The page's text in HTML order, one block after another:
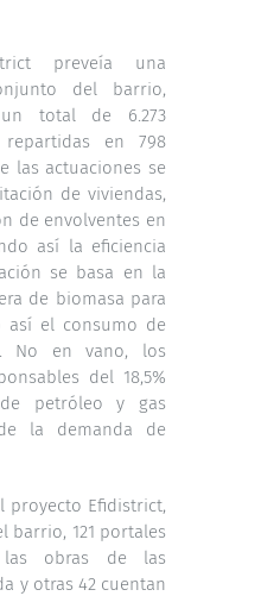
preveía una
del barrio,
total de 6.273
repartidas en 798
las actuaciones se
de viviendas,
de envolventes en
así la eficiencia
se basa en la
de biomasa para
así el consumo de
No en vano, los
del 18,5%
petróleo y gas
la demanda de
proyecto Efidistrict,
barrio, 121 portales
obras de las
y otras 42 cuentan